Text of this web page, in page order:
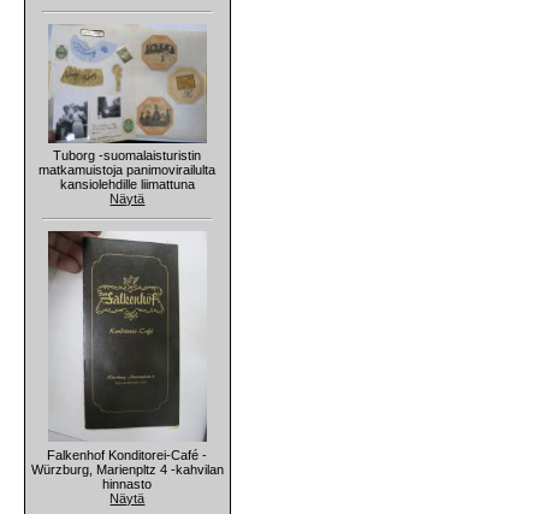
Tuborg -suomalaisturistin
matkamuistoja panimovirailulta
kansiolehdille liimattuna
Näytä
Falkenhof Konditorei-Café -
Würzburg, Marienpltz 4 -kahvilan
hinnasto
Näytä